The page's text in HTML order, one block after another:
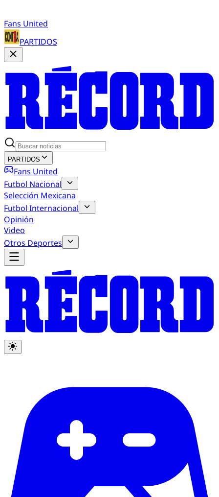
Fans United
PARTIDOS
PARTIDOS
Fans United
Futbol Nacional
Selección Mexicana
Futbol Internacional
Opinión
Video
Otros Deportes